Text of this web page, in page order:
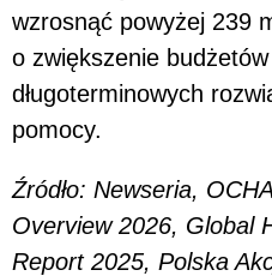
wzrosnąć powyżej 239
o zwiększenie
długoterminowych
pomocy.
Źródło: Newseria,
Overview 2026, Global
Report 2025, Polska